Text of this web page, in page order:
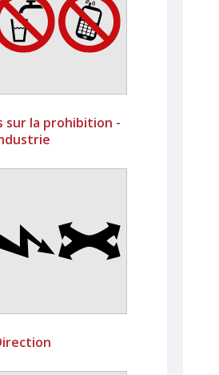
sur la prohibition -